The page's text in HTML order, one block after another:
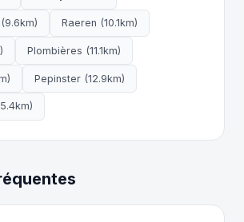
Raeren (10.1km)
Plombières (11.1km)
Pepinster (12.9km)